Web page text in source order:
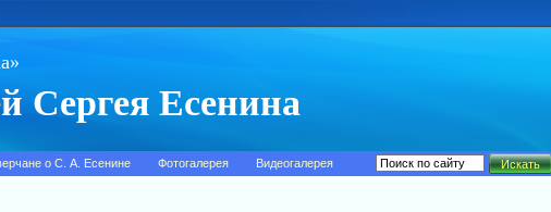
Сергея Есенина
о С. А. Есенине Фотогалерея Видеогалерея